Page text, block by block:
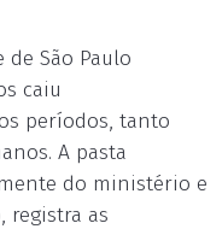
de São Paulo
caiu
períodos, tanto
A pasta
do ministério e
registra as